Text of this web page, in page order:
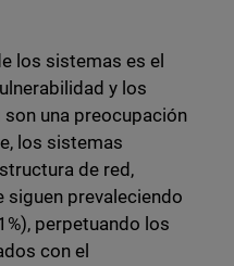
los sistemas es el
y los
una preocupación
los sistemas
de red,
siguen prevaleciendo
perpetuando los
con el